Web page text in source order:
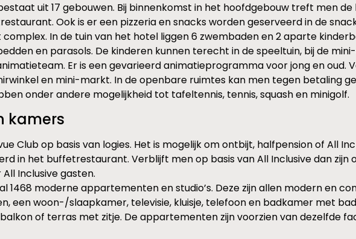
uit 17 gebouwen. Bij binnenkomst in het hoofdgebouw treft men
Ook is er een pizzeria en snacks worden geserveerd in de
In de tuin van het hotel liggen 6 zwembaden en 2 aparte
en parasols. De kinderen kunnen terecht in de speeltuin, bij de
Er is een gevarieerd animatieprogramma voor jong en
en mini-markt. In de openbare ruimtes kan men tegen betaling
onder andere mogelijkheid tot tafeltennis, tennis, squash en minigolf.
kamers
Club op basis van logies. Het is mogelijk om ontbijt, halfpension of All
in het buffetrestaurant. Verblijft men op basis van All Inclusive dan zijn
Inclusive gasten.
1468 moderne appartementen en studio’s. Deze zijn allen modern en
een woon-/slaapkamer, televisie, kluisje, telefoon en badkamer met
balkon of terras met zitje. De appartementen zijn voorzien van dezelfde